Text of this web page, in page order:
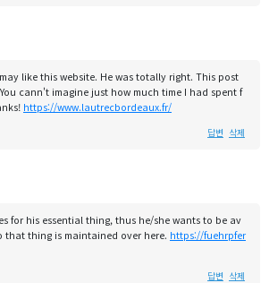
like this website. He was totally right. This post
cann't imagine just how much time I had spent f
https://www.lautrecbordeaux.fr/
답변 삭제
for his essential thing, thus he/she wants to be av
thing is maintained over here. https://fuehrpfer
답변 삭제